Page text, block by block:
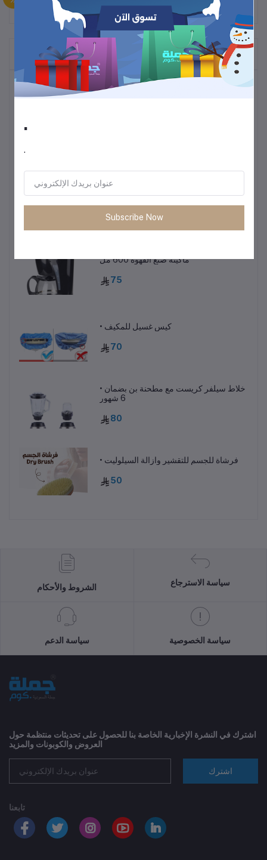
المنتجات التي يتم شراؤها بشكل متكرر
أكثر المنتجات مبيعًا
• طاولة متعددة الاستخدمات خفيفة الوزن
85
ماكينة صنع القهوة 600 مل
75
• كيس غسيل للمكيف
70
• خلاط سيلفر كريست مع مطحنة بن بضمان
6 شهور
80
• فرشاة للجسم للتقشير وازالة السيلوليت
50
الشروط والأحكام
سياسة الاسترجاع
سياسة الدعم سياسة الخصوصية
اشترك في النشرة الإخبارية الخاصة بنا للحصول على تحديثات منتظمة حول
العروض والكوبونات والمزيد
اشترك
تابعنا
.
.
Subscribe Now